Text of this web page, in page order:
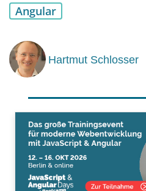
Angular
Hartmut Schlosser